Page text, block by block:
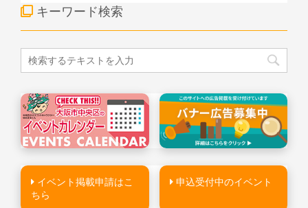
キーワード検索
イベント掲載申請はこ
ちら
申込受付中のイベント